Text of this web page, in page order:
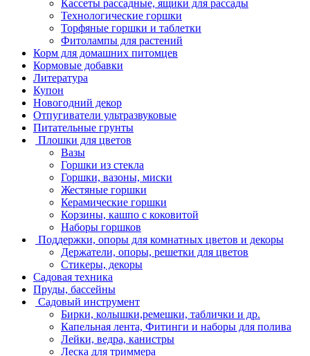
Кассеты рассадные, ящики для рассады
Технологические горшки
Торфяные горшки и таблетки
Фитолампы для растений
Корм для домашних питомцев
Кормовые добавки
Литература
Купон
Новогодний декор
Отпугиватели ультразвуковые
Питательные грунты
Плошки для цветов
Вазы
Горшки из стекла
Горшки, вазоны, миски
Жестяные горшки
Керамические горшки
Корзины, кашпо с коковитой
Наборы горшков
Поддержки, опоры для комнатных цветов и декоры
Держатели, опоры, решетки для цветов
Стикеры, декоры
Садовая техника
Пруды, бассейны
Садовый инструмент
Бирки, колышки,ремешки, таблички и др.
Капельная лента, Фитинги и наборы для полива
Лейки, ведра, канистры
Леска для триммера